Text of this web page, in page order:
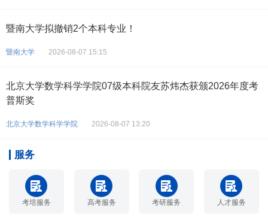
暨南大学拟撤销2个本科专业！
暨南大学 2026-08-07 15:15
北京大学数学科学学院07级本科院友苏炜杰获颁2026年度考
普斯奖
北京大学数学科学学院 2026-08-07 13:20
服务
考培服务 高考服务 考研服务 人才服务